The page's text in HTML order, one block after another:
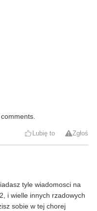
Lubię to Zgłoś
tyle wiadomosci na
i wielle innych rzadowych
sobie w tej chorej